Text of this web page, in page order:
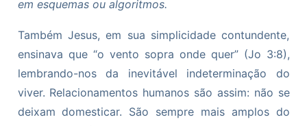
em esquemas ou algoritmos.
Também Jesus, em sua simplicidade contundente,
ensinava que “o vento sopra onde quer” (Jo 3:8),
lembrando-nos da inevitável indeterminação do
viver. Relacionamentos humanos são assim: não se
deixam domesticar. São sempre mais amplos do